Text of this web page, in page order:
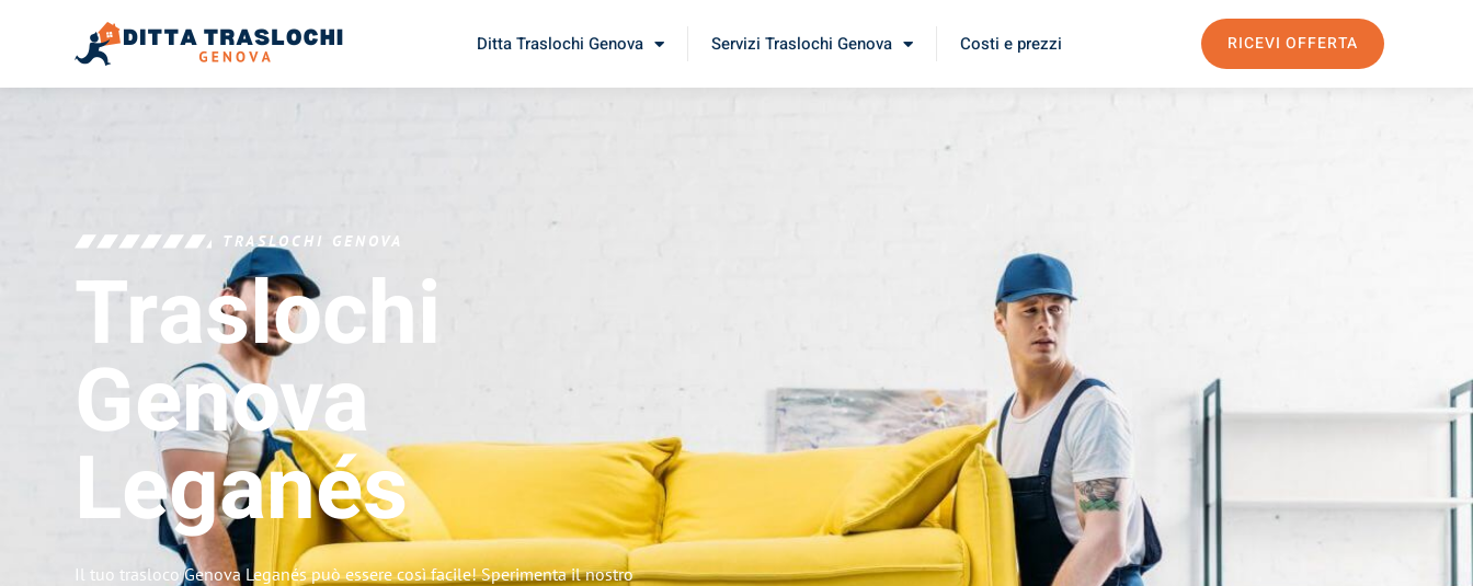
Ditta Traslochi Genova Servizi Traslochi Genova Costi e prezzi RICEVI OFFERTA
TRASLOCHI GENOVA
Traslochi
Genova
Leganés
Il tuo trasloco Genova Leganés può essere così facile! Sperimenta il nostro